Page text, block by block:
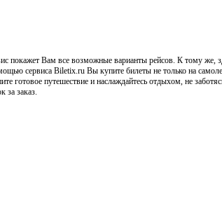
Вам все возможные варианты рейсов. К тому же,
сервиса Biletix.ru Вы купите билеты не только на
готовое путешествие и наслаждайтесь отдыхом, не
за заказ.